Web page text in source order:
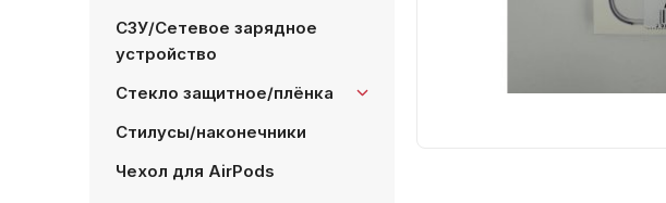
СЗУ/Сетевое зарядное
устройство
Стекло защитное/плёнка
Стилусы/наконечники
Чехол для AirPods